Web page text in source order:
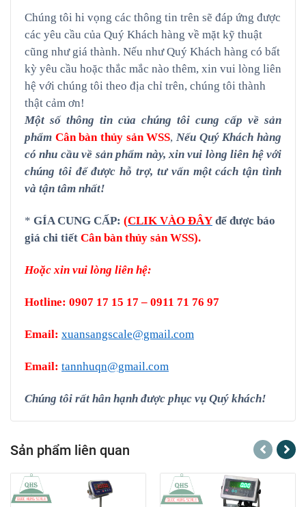
Chúng tôi hi vọng các thông tin trên sẽ đáp ứng được
các yêu cầu của Quý Khách hàng về mặt kỹ thuật
cũng như giá thành. Nếu như Quý Khách hàng có bất
kỳ yêu cầu hoặc thắc mắc nào thêm, xin vui lòng liên
hệ với chúng tôi theo địa chỉ trên, chúng tôi thành
thật cảm ơn!
Một số thông tin của chúng tôi cung cấp về sản
phẩm Cân bàn thủy sản WSS,Nếu Quý Khách hàng
có nhu cầu về sản phẩm này, xin vui lòng liên hệ với
chúng tôi để được hỗ trợ, tư vấn một cách tận tình
và tận tâm nhất!
* GÍA CUNG CẤP: (CLIK VÀO ĐÂY để được báo
giá chi tiết Cân bànthủy sản WSS).
Hoặc xin vui lòng liên hệ:
Hotline: 0907 17 15 17 – 0911 71 76 97
Email: xuansangscale@gmail.com
Email: tannhuqn@gmail.com
Chúng tôi rất hân hạnh được phục vụ Quý khách!
Sản phẩm liên quan